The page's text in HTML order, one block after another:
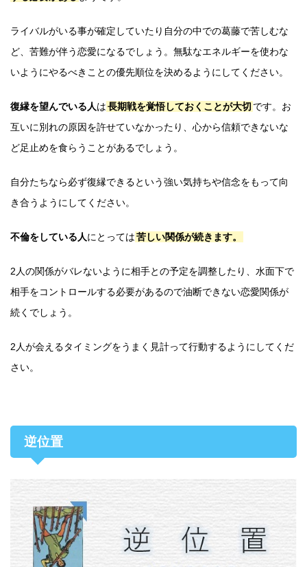
ライバルがいる事が確定していたり自分の中での葛藤で苦しむな
ど、苦難が伴う恋愛になるでしょう。無駄なエネルギーを使わな
いようにやるべきことの優先順位を決めるようにしてください。
復縁を望んでいる人は長期戦を覚悟しておくことが大切 です。お
互いに別れの原因を許せていなかったり、心から信頼できないな
ど足止めを食らうことがあるでしょう。
自分たちなら必ず復縁できるという強い気持ちや信念をもって向
き合うようにしてください。
不倫をしている人にとっては苦しい関係が続きます。
2人の関係がバレないように相手との予定を調整したり、水面下で
相手をコントロールする必要があるので油断できない恋愛関係が
続くでしょう。
2人が会えるタイミングをうまく見計って行動するようにしてくだ
さい。
逆位置